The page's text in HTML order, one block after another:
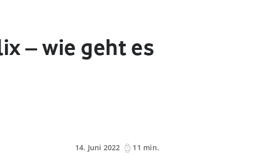
– wie geht es
14. Juni 2022
11 min.